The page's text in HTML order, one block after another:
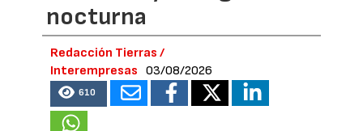
nocturna
Redacción Tierras /
Interempresas
03/08/2026
610